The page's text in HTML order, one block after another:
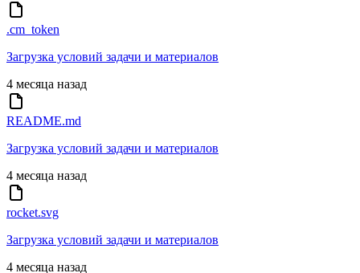
.cm_token
Загрузка условий задачи и материалов
4 месяца назад
README.md
Загрузка условий задачи и материалов
4 месяца назад
rocket.svg
Загрузка условий задачи и материалов
4 месяца назад